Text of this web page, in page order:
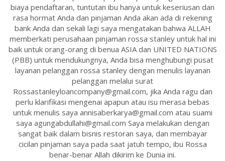
biaya pendaftaran, tuntutan ibu hanya untuk keseriusan dan
rasa hormat Anda dan pinjaman Anda akan ada di rekening
bank Anda dan sekali lagi saya mengatakan bahwa ALLAH
memberkati perusahaan pinjaman rossa stanley untuk hal ini
baik untuk orang-orang di benua ASIA dan UNITED NATIONS
(PBB) untuk mendukungnya, Anda bisa menghubungi pusat
layanan pelanggan rossa stanley dengan menulis layanan
pelanggan melalui surat
Rossastanleyloancompany@gmail.com, jika Anda ragu dan
perlu klarifikasi mengenai apapun atau isu merasa bebas
untuk menulis saya annisaberkarya@gmail.com atau suami
saya agungabdullahi@gmail.com Saya melakukan dengan
sangat baik dalam bisnis restoran saya, dan membayar
cicilan pinjaman saya pada saat jatuh tempo, ibu Rossa
benar-benar Allah dikirim ke Dunia ini.